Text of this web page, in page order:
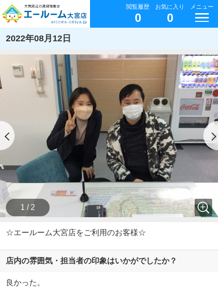
閲覧履歴
0
お気に入り
0
メニュー
2022年08月12日
1 / 2
☆エールーム大宮店をご利用のお客様☆
店内の雰囲気・担当者の印象はいかがでしたか？
良かった。